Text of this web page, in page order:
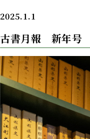
2025.1.1
古書月報 新年号